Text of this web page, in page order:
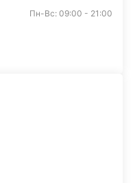
Пн-Вс: 09:00 - 21:00